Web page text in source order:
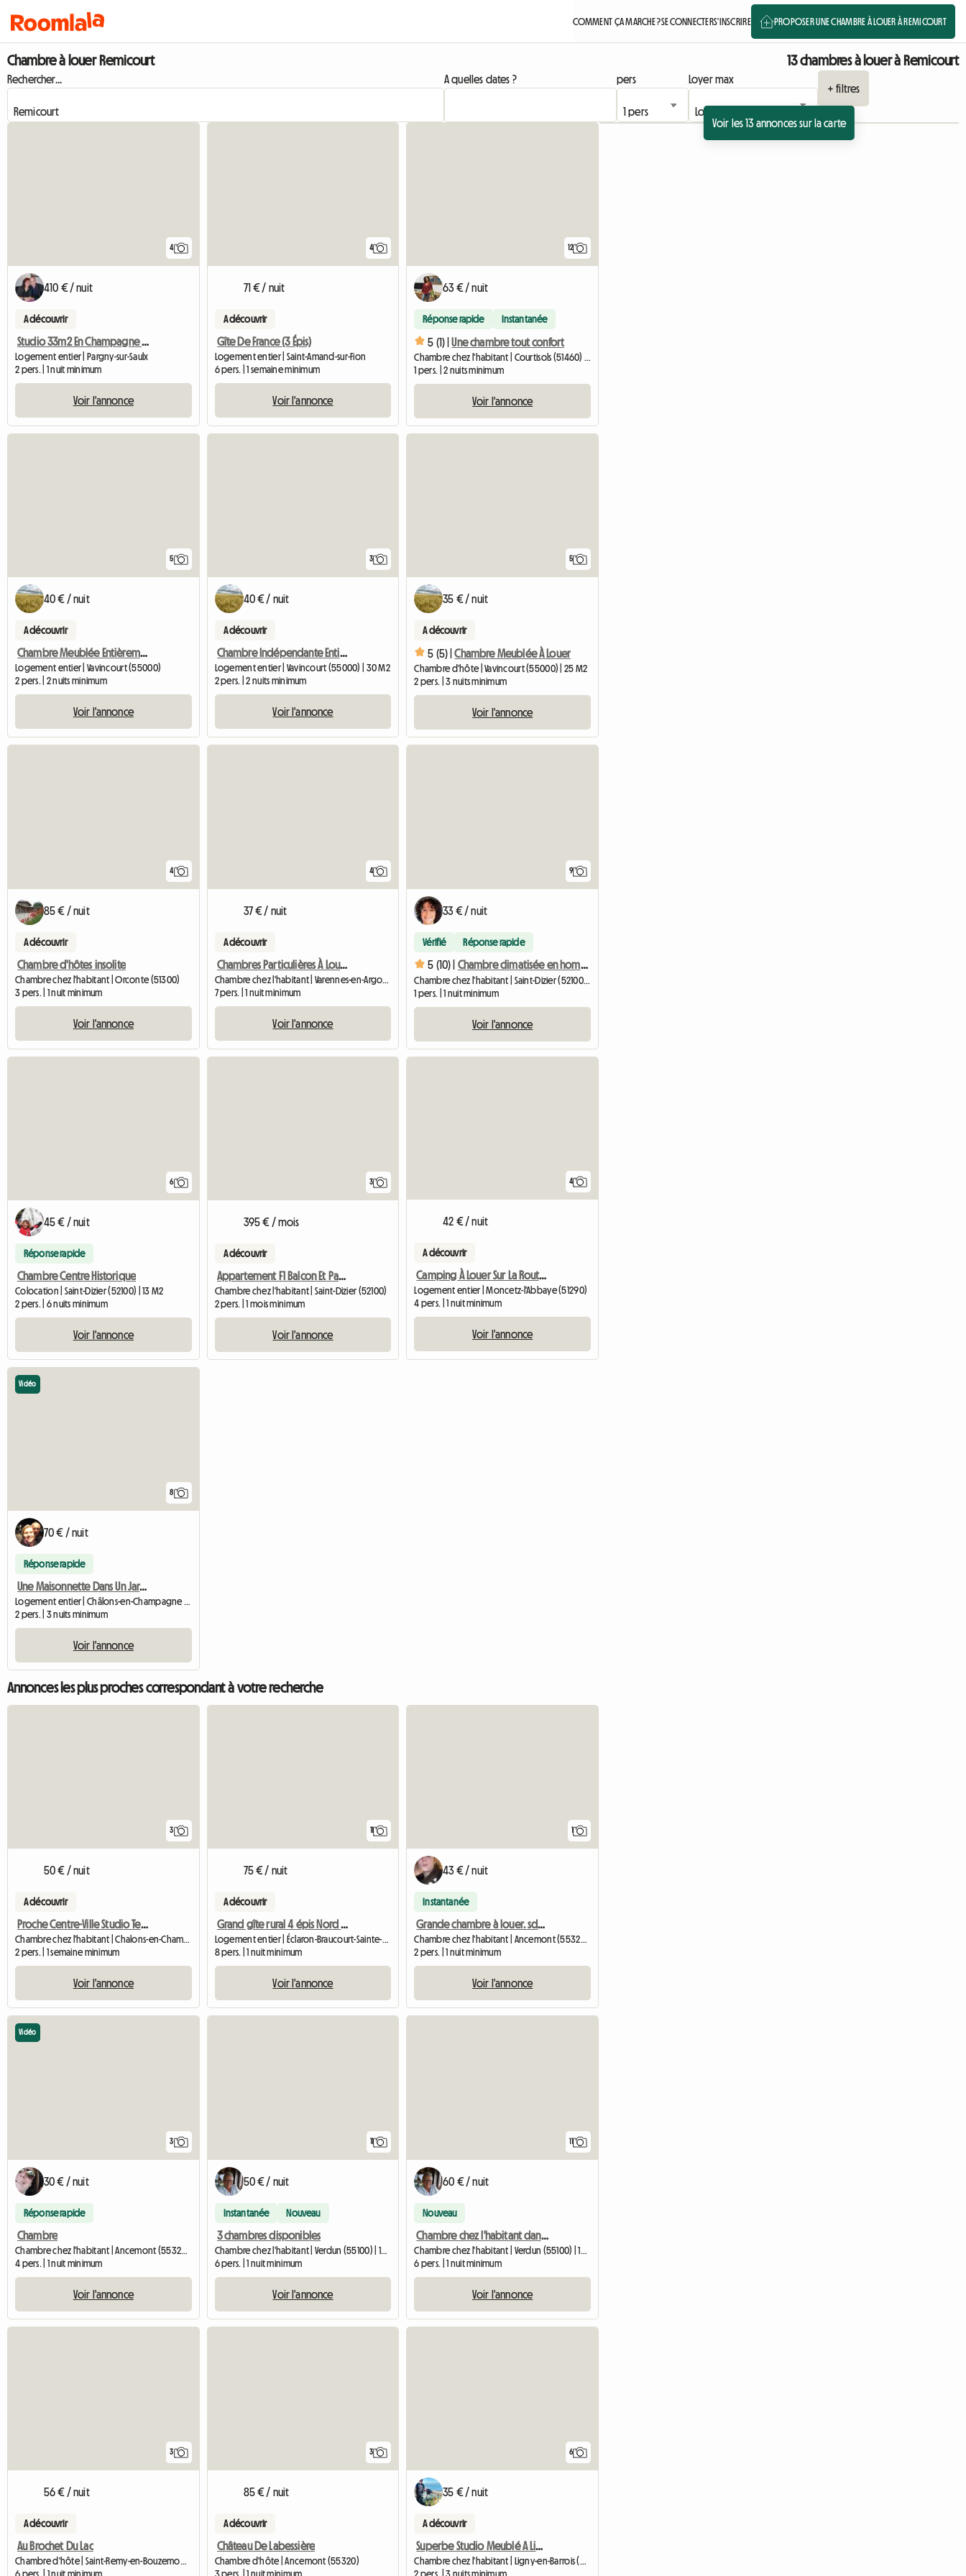
COMMENT ÇA MARCHE ?SE CONNECTERS'INSCRIRE PROPOSER UNE CHAMBRE À LOUER À REMICOURT
Chambre à louer Remicourt 13 chambres à louer à Remicourt
Rechercher... A quelles dates ? pers
Loyer max
+ filtres
Voir les 13 annonces sur la carte
4
410 € / nuit
A découvrir
Studio 33m2 En Champagne Ardenne
Logement entier | Pargny-sur-Saulx
2 pers. | 1 nuit minimum
Voir l'annonce
4
71 € / nuit
A découvrir
Gîte De France (3 Épis)
Logement entier | Saint-Amand-sur-Fion
6 pers. | 1 semaine minimum
Voir l'annonce
12
63 € / nuit
Réponse rapide Instantanée
5 (1) | Une chambre tout confort
Chambre chez l'habitant | Courtisols (51460) | 24 M2
1 pers. | 2 nuits minimum
Voir l'annonce
5
40 € / nuit
A découvrir
Chambre Meublée Entièrement Indépendante
Logement entier | Vavincourt (55000)
2 pers. | 2 nuits minimum
Voir l'annonce
3
40 € / nuit
A découvrir
Chambre Indépendante Entièrement Meublée
Logement entier | Vavincourt (55000) | 30 M2
2 pers. | 2 nuits minimum
Voir l'annonce
5
35 € / nuit
A découvrir
5 (5) | Chambre Meublée À Louer
Chambre d'hôte | Vavincourt (55000) | 25 M2
2 pers. | 3 nuits minimum
Voir l'annonce
4
85 € / nuit
A découvrir
Chambre d'hôtes insolite
Chambre chez l'habitant | Orconte (51300)
3 pers. | 1 nuit minimum
Voir l'annonce
4
37 € / nuit
A découvrir
Chambres Particulières À Louer
7 pers. | 1 nuit minimum
Voir l'annonce
9
33 € / nuit
Vérifié Réponse rapide
5 (10) | Chambre climatisée en homestay
Chambre chez l'habitant | Saint-Dizier (52100) | 12 M2
1 pers. | 1 nuit minimum
Voir l'annonce
6
45 € / nuit
Réponse rapide
Chambre Centre Historique
Colocation | Saint-Dizier (52100) | 13 M2
2 pers. | 6 nuits minimum
Voir l'annonce
3
395 € / mois
A découvrir
Appartement F1 Balcon Et Parking Privé
Chambre chez l'habitant | Saint-Dizier (52100)
2 pers. | 1 mois minimum
Voir l'annonce
4
42 € / nuit
A découvrir
Camping À Louer Sur La Route Du Der
Logement entier | Moncetz-l'Abbaye (51290)
4 pers. | 1 nuit minimum
Voir l'annonce
8
Vidéo
70 € / nuit
Réponse rapide
Une Maisonnette Dans Un Jardin Privatif à Louer (proche CHG)
Logement entier | Châlons-en-Champagne | 30 M2
2 pers. | 3 nuits minimum
Voir l'annonce
Annonces les plus proches correspondant à votre recherche
3
50 € / nuit
A découvrir
Proche Centre-Ville Studio Terrasse 60 M²
Chambre chez l'habitant | Chalons-en-Champagne (51000)
2 pers. | 1 semaine minimum
Voir l'annonce
75 € / nuit
A découvrir
Grand gîte rural 4 épis Nord Haute-Marne
Logement entier | Éclaron-Braucourt-Sainte-Livière (52290)
8 pers. | 1 nuit minimum
Voir l'annonce
43 € / nuit
Instantanée
Grande chambre à louer. sdb et toilettes.biechauf
Chambre chez l'habitant | Ancemont (55320) | 40 M2
2 pers. | 1 nuit minimum
Voir l'annonce
3
Vidéo
30 € / nuit
Réponse rapide
Chambre
4 pers. | 1 nuit minimum
Voir l'annonce
11
50 € / nuit
Instantanée Nouveau
3 chambres disponibles
Chambre chez l'habitant | Verdun (55100) | 12 M2
6 pers. | 1 nuit minimum
Voir l'annonce
11
60 € / nuit
Nouveau
Chambre chez l'habitant dans un cadre superbe
6 pers. | 1 nuit minimum
Voir l'annonce
3
56 € / nuit
A découvrir
Au Brochet Du Lac
Chambre d'hôte | Saint-Remy-en-Bouzemont-Saint-Ge (51290)
6 pers. | 1 nuit minimum
3
85 € / nuit
A découvrir
Château De Labessière
Chambre d'hôte | Ancemont (55320)
3 pers. | 1 nuit minimum
6
35 € / nuit
A découvrir
Superbe Studio Meublé A Ligny-en-barrois
Chambre chez l'habitant | Ligny-en-Barrois (55500) | 21 M2
2 pers. | 3 nuits minimum